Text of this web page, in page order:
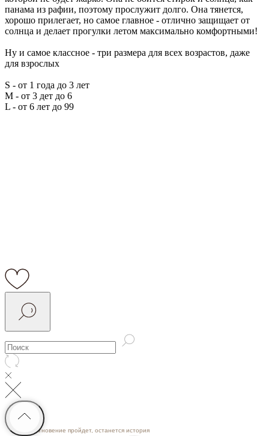
панама из рафии, поэтому прослужит долго. Она тянется,
хорошо прилегает, но самое главное - отлично защищает от
солнца и делает прогулки летом максимально комфортными!
Ну и самое классное - три размера для всех возрастов, даже
для взрослых
S - от 1 года до 3 лет
М - от 3 дет до 6
L - от 6 лет до 99
Мгновение пройдет, останется история